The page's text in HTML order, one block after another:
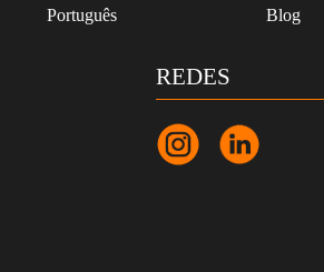
Português
Blog
REDES